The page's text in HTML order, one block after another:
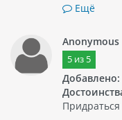
Ещё
Anonymous
5из 5
Добавлено: